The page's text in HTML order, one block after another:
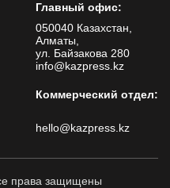
Главный офис:
050040 Казахстан,
Алматы,
ул. Байзакова 280
info@kazpress.kz
Коммерческий отдел:
hello@kazpress.kz
права защищены